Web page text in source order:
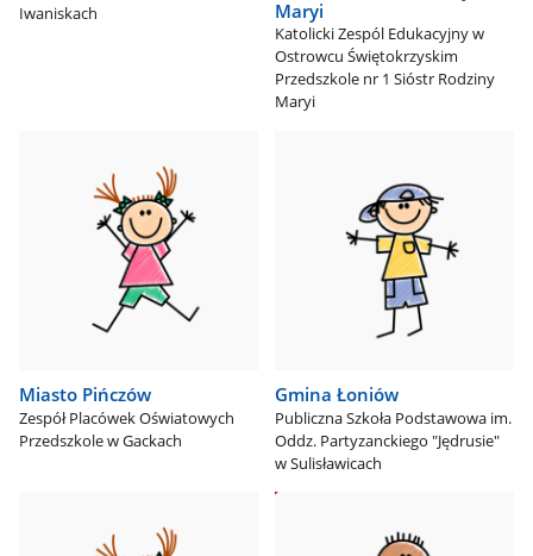
Iwaniskach
Maryi
Katolicki Zespól Edukacyjny w
Ostrowcu Świętokrzyskim
Przedszkole nr 1 Sióstr Rodziny
Maryi
Miasto Pińczów
Zespół Placówek Oświatowych
Przedszkole w Gackach
Gmina Łoniów
Publiczna Szkoła Podstawowa im.
Oddz. Partyzanckiego "Jędrusie"
w Sulisławicach